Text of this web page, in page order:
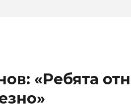
Амур
«Ребята